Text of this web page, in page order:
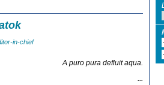
in-chief
A puro pura defluit aqua.
...